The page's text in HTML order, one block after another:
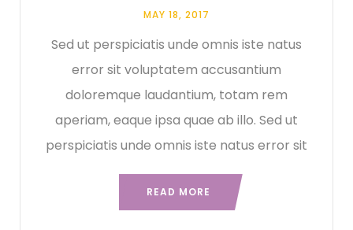
MAY 18, 2017
Sed ut perspiciatis unde omnis iste natus
error sit voluptatem accusantium
doloremque laudantium, totam rem
aperiam, eaque ipsa quae ab illo. Sed ut
perspiciatis unde omnis iste natus error sit
READ MORE